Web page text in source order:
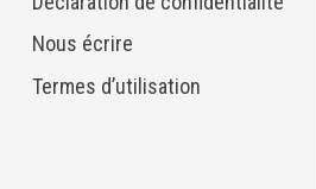
Nous écrire
Termes d’utilisation